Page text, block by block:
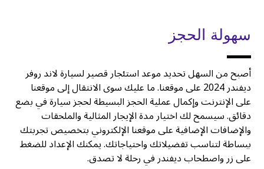
سهولة الحجز
أصبح من السهل تحديد موعد استئجار قصير لسيارة لاند روفر
ديفندر 2024 على موقعنا. ما عليك سوى الانتقال إلى موقعنا
على الإنترنت وإكمال عملية الحجز البسيطة لحجز سيارة في بضع
دقائق. سيسمح لك اختيار مدة الإيجار المثالية والملحقات
والإضافات الإضافية على موقعنا الإلكتروني بتخصيص تجربتك
ببساطة لتناسب تفضيلاتك واحتياجاتك. يمكنك الإعداد للضغط
على زر واصطحاب ديفندر في رحلة لا تصدق.